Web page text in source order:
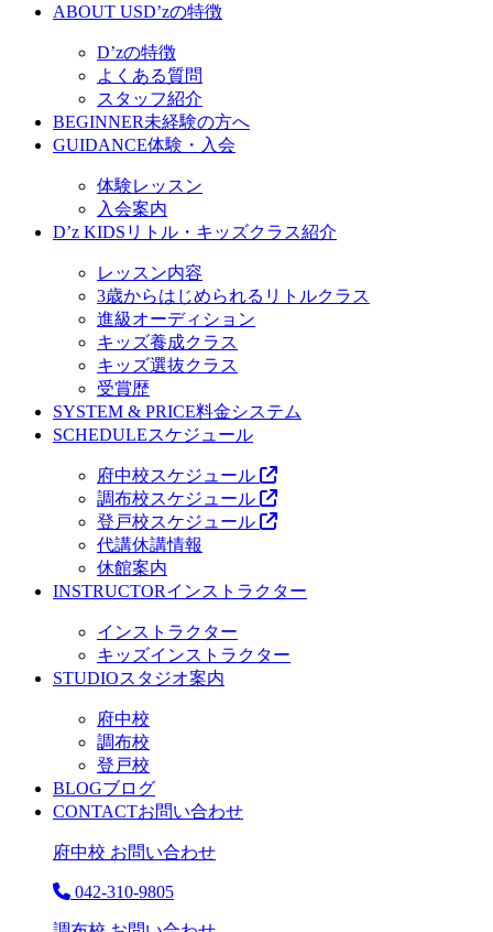
ABOUT USD’zの特徴
D’zの特徴
よくある質問
スタッフ紹介
BEGINNER未経験の方へ
GUIDANCE体験・入会
体験レッスン
入会案内
D’z KIDS リトル・キッズクラス紹介
レッスン内容
3歳からはじめられるリトルクラス
進級オーディション
キッズ養成クラス
キッズ選抜クラス
受賞歴
SYSTEM & PRICE料金システム
SCHEDULEスケジュール
府中校スケジュール
調布校スケジュール
登戸校スケジュール
代講休講情報
休館案内
INSTRUCTORインストラクター
インストラクター
キッズインストラクター
STUDIOスタジオ案内
府中校
調布校
登戸校
BLOGブログ
CONTACTお問い合わせ
府中校 お問い合わせ
042-310-9805